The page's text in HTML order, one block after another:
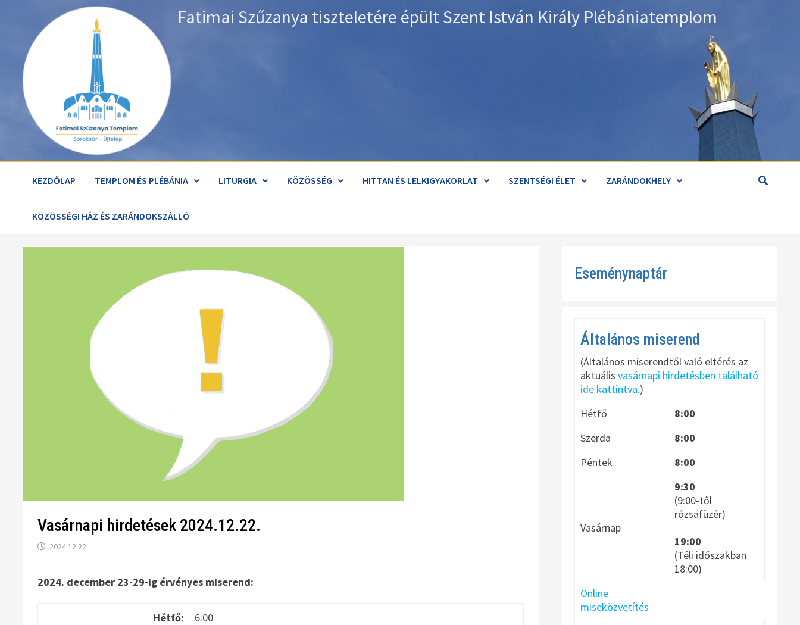
Fatimai Szűzanya tiszteletére épült Szent István Király Plébániatemplom
KEZDŐLAP TEMPLOM ÉS PLÉBÁNIA LITURGIA KÖZÖSSÉG HITTAN ÉS LELKIGYAKORLAT SZENTSÉGI ÉLET ZARÁNDOKHELY
KÖZÖSSÉGI HÁZ ÉS ZARÁNDOKSZÁLLÓ
Vasárnapi hirdetések 2024.12.22.
2024.12.22.
2024. december 23-29-ig érvényes miserend:
Hétfő: 6:00
Eseménynaptár
Általános miserend
(Általános miserendtől való eltérés az
aktuálisvasárnapi hirdetésben található
ide kattintva.)
Hétfő
8:00
Szerda
8:00
Péntek
8:00
Vasárnap
9:30
(9:00-től
rózsafüzér)
19:00
(Téli időszakban
18:00)
Online
miseközvetítés